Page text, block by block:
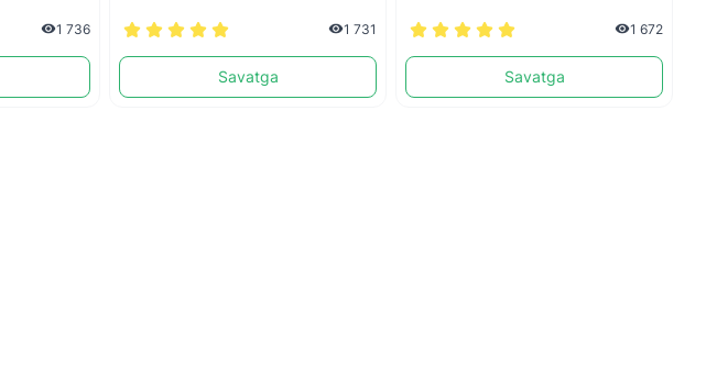
1 736 1 731
Savatga
1 672
Savatga